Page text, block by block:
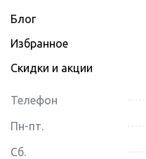
Блог
Избранное
Скидки и акции
Телефон
Пн-пт.
Сб.